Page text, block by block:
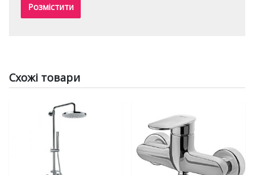
Схожі товари